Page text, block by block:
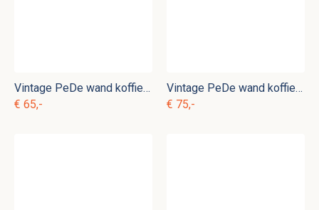
Vintage PeDe wand koffiemolen nr. 2
€ 65,-
Vintage PeDe wand koffiemolen met blauwe windmolen nr. 3
€ 75,-